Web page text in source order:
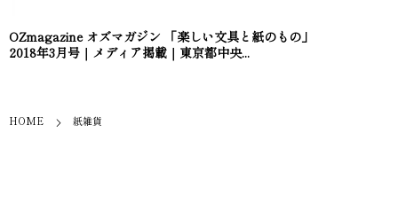
OZmagazine オズマガジン 「楽しい文具と紙のもの」
2018年3月号｜メディア掲載｜東京都中央...
HOME 紙雑貨